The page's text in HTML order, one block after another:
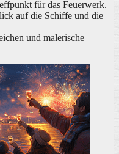
für das Feuerwerk.
auf die Schiffe und die
und malerische